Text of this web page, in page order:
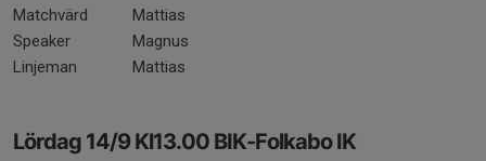
Matchvärd
Mattias
Speaker
Magnus
Linjeman
Mattias
Lördag 14/9 Kl13.00 BIK-Folkabo IK